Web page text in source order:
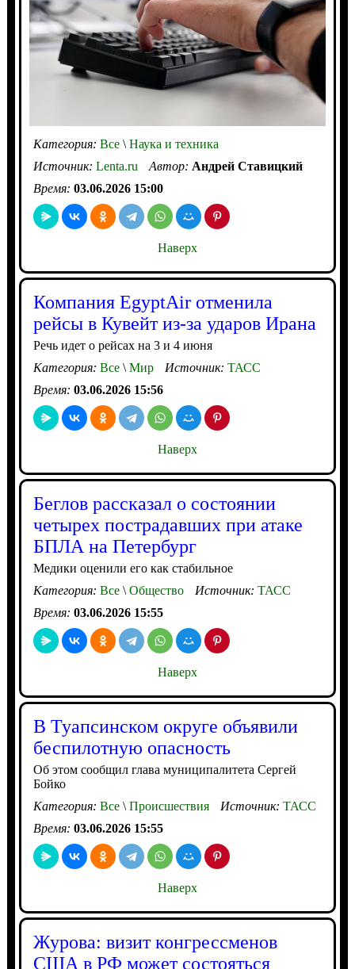
Категория: Все\Наука и техника
Источник: Lenta.ru Автор: Андрей Ставицкий
Время: 03.06.2026 15:00
Наверх
Компания EgyptAir отменила
рейсы в Кувейт из-за ударов Ирана
Речь идет о рейсах на 3 и 4 июня
Категория: Все\Мир Источник: ТАСС
Время: 03.06.2026 15:56
Наверх
Беглов рассказал о состоянии
четырех пострадавших при атаке
БПЛА на Петербург
Медики оценили его как стабильное
Категория: Все\Общество Источник: ТАСС
Время: 03.06.2026 15:55
Наверх
В Туапсинском округе объявили
беспилотную опасность
Об этом сообщил глава муниципалитета Сергей
Бойко
Категория: Все\Происшествия Источник: ТАСС
Время: 03.06.2026 15:55
Наверх
Журова: визит конгрессменов
США в РФ может состояться